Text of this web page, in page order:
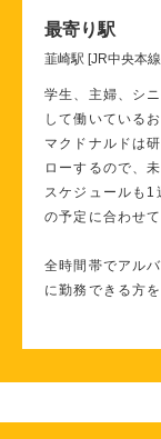
最寄り駅
韮崎駅 [JR中央本
学生、主婦、シ
して働いている
マクドナルドは
ローするので、
スケジュールも
の予定に合わせ
全時間帯でアル
に勤務できる方